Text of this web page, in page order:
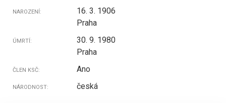
NAROZENÍ:
16. 3. 1906
Praha
ÚMRTÍ:
30. 9. 1980
Praha
ČLEN KSČ: Ano
NÁRODNOST: česká